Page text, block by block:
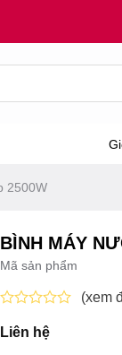
2500W
BÌNH MÁY
Mã sản phẩm
xếp
(xem
Liên hệ